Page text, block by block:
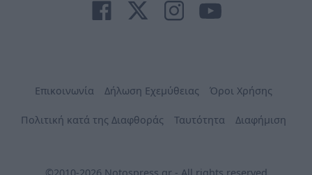
Επικοινωνία Δήλωση Εχεμύθειας Όροι Χρήσης
Πολιτική κατά της Διαφθοράς Ταυτότητα Διαφήμιση